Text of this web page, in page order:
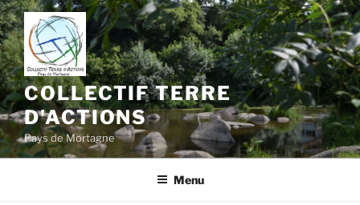
Aller
au
contenu
principal
COLLECTIF TERRE
D'ACTIONS
Pays de Mortagne
Menu